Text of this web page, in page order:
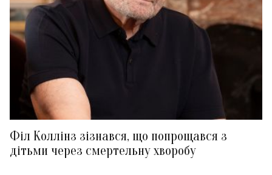
Філ Коллінз зізнався, що попрощався з
дітьми через смертельну хворобу